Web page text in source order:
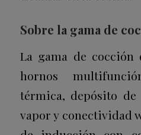
Sobre la gama de
La gama de cocción
hornos
térmica, depósito de
vapor y conectividad